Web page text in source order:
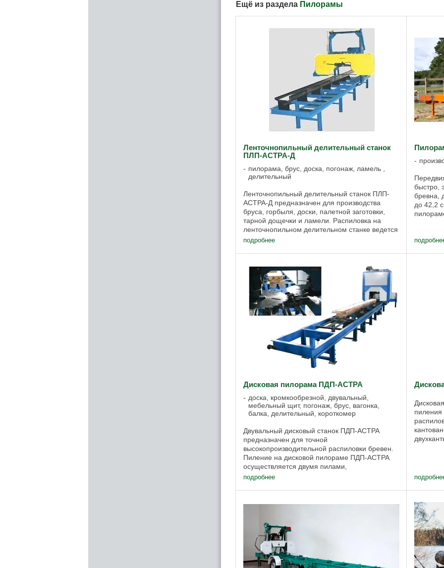
Ещё из раздела Пилорамы
Ленточнопильный делительный станок
ПЛП-АСТРА-Д
пилорама, брус, доска, погонаж, ламель ,
делительный
Ленточнопильный делительный станок ПЛП-
АСТРА-Д предназначен для производства
бруса, горбыля, доски, палетной заготовки,
тарной дощечки и ламели. Распиловка на
ленточнопильном делительном станке ведется
с непрерывной подачей заготовок в зону
подробнее
быстро,
бревна,
до 42,2
Дисковая пилорама ПДП-АСТРА
доска, кромкообрезной, двувальный,
мебельный щит, погонаж, брус, вагонка,
балка, делительный, короткомер
Двувальный дисковый станок ПДП-АСТРА
предназначен для точной
высокопроизводительной распиловки бревен.
Пиление на дисковой пилораме ПДП-АСТРА
осуществляется двумя пилами,
расположенными в одной плоскости. Пильный
подробнее
пиления